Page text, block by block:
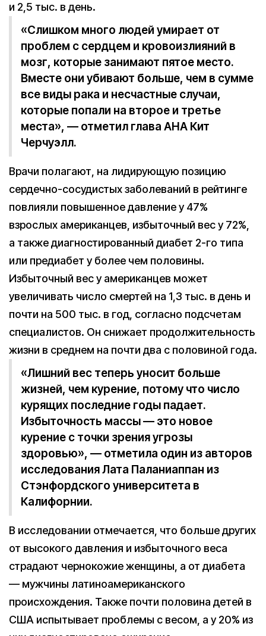
и 2,5 тыс. в день.
«Слишком много людей умирает от
проблем с сердцем и кровоизлияний в
мозг, которые занимают пятое место.
Вместе они убивают больше, чем в сумме
все виды рака и несчастные случаи,
которые попали на второе и третье
места», — отметил глава AHA Кит
Черчуэлл.
Врачи полагают, на лидирующую позицию
сердечно-сосудистых заболеваний в рейтинге
повлияли повышенное давление у 47%
взрослых американцев, избыточный вес у 72%,
а также диагностированный диабет 2-го типа
или предиабет у более чем половины.
Избыточный вес у американцев может
увеличивать число смертей на 1,3 тыс. в день и
почти на 500 тыс. в год, согласно подсчетам
специалистов. Он снижает продолжительность
жизни в среднем на почти два с половиной года.
«Лишний вес теперь уносит больше
жизней, чем курение, потому что число
курящих последние годы падает.
Избыточность массы — это новое
курение с точки зрения угрозы
здоровью», — отметила один из авторов
исследования Лата Паланиаппан из
Стэнфордского университета в
Калифорнии.
В исследовании отмечается, что больше других
от высокого давления и избыточного веса
страдают чернокожие женщины, а от диабета
— мужчины латиноамериканского
происхождения. Также почти половина детей в
США испытывает проблемы с весом, а у 20% из